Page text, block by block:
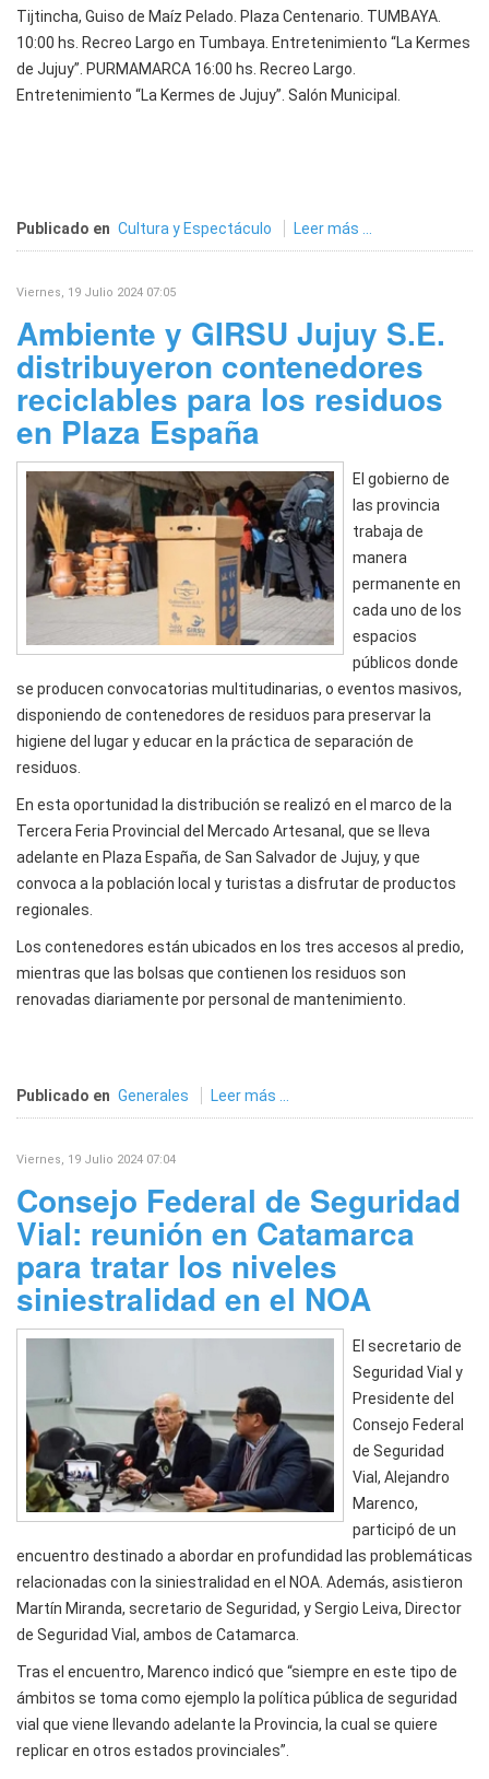
Tijtincha, Guiso de Maíz Pelado. Plaza Centenario. TUMBAYA.
10:00 hs. Recreo Largo en Tumbaya. Entretenimiento “La Kermes
de Jujuy”. PURMAMARCA 16:00 hs. Recreo Largo.
Entretenimiento “La Kermes de Jujuy”. Salón Municipal.
Publicado en Cultura y Espectáculo Leer más ...
Viernes, 19 Julio 2024 07:05
Ambiente y GIRSU Jujuy S.E.
distribuyeron contenedores
reciclables para los residuos
en Plaza España
El gobierno de
las provincia
trabaja de
manera
permanente en
cada uno de los
espacios
públicos donde
se producen convocatorias multitudinarias, o eventos masivos,
disponiendo de contenedores de residuos para preservar la
higiene del lugar y educar en la práctica de separación de
residuos.
En esta oportunidad la distribución se realizó en el marco de la
Tercera Feria Provincial del Mercado Artesanal, que se lleva
adelante en Plaza España, de San Salvador de Jujuy, y que
convoca a la población local y turistas a disfrutar de productos
regionales.
Los contenedores están ubicados en los tres accesos al predio,
mientras que las bolsas que contienen los residuos son
renovadas diariamente por personal de mantenimiento.
Publicado en Generales Leer más ...
Viernes, 19 Julio 2024 07:04
Consejo Federal de Seguridad
Vial: reunión en Catamarca
para tratar los niveles
siniestralidad en el NOA
El secretario de
Seguridad Vial y
Presidente del
Consejo Federal
de Seguridad
Vial, Alejandro
Marenco,
participó de un
encuentro destinado a abordar en profundidad las problemáticas
relacionadas con la siniestralidad en el NOA. Además, asistieron
Martín Miranda, secretario de Seguridad, y Sergio Leiva, Director
de Seguridad Vial, ambos de Catamarca.
Tras el encuentro, Marenco indicó que “siempre en este tipo de
ámbitos se toma como ejemplo la política pública de seguridad
vial que viene llevando adelante la Provincia, la cual se quiere
replicar en otros estados provinciales”.